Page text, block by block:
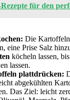
für den
Die Kartoffeln
eine Prise Salz
köcheln lassen,
lassen.
plattdrücken:
abgekühlten
Das Ziel: leicht